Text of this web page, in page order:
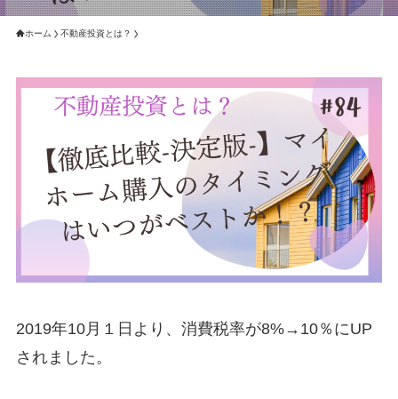
ホーム 不動産投資とは？
2019年10月１日より、消費税率が8%→10％にUP
されました。